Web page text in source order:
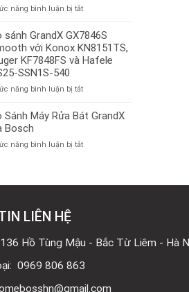
năng bình luận bị tắtở
Trường
Bếp
Từ
2026:
Nghệ
Hướng
Hiệu
sánh GrandX GX7846S
với Konox KN8151TS,
KF7848FS và Hafele
SSN1S-540
năng bình luận bị tắtở
sánh
Smooth
HS25-
540
Sánh Máy Rửa Bát GrandX
Bosch
năng bình luận bị tắtở
Bosch
LIÊN HỆ
Hồ Tùng Mậu - Bắc Từ Liêm - Hà
0969 806 863